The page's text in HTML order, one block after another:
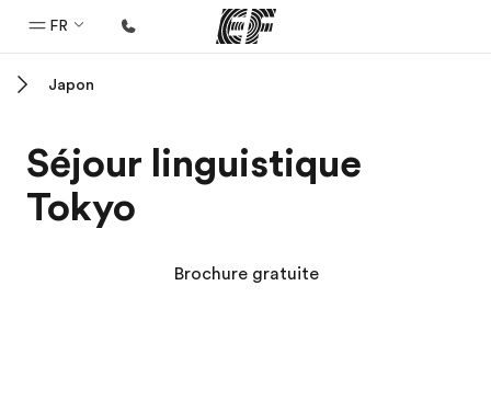
FR
Programmes
Nos offres
Japon
Séjour linguistique
Tokyo
Brochure gratuite